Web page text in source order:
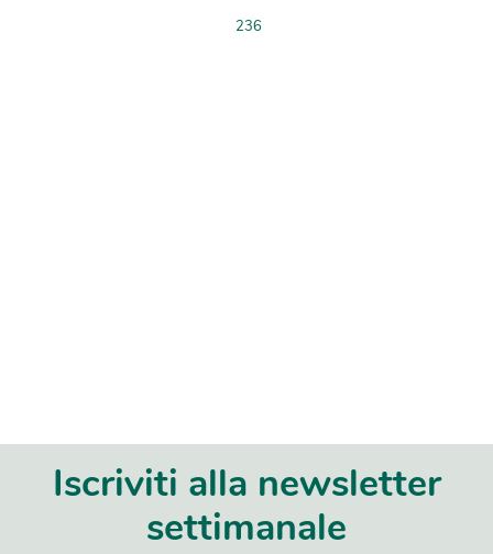
236
Iscriviti alla newsletter
settimanale